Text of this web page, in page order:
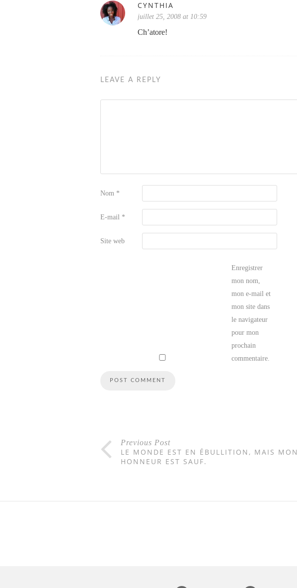
CYNTHIA
juillet 25, 2008 at 10:59
Ch’atore!
LEAVE A REPLY
Nom *
E-mail *
Site web
Enregistrer
mon nom,
mon e-mail et
mon site dans
le navigateur
pour mon
prochain
commentaire.
Previous Post
LE MONDE EST EN ÉBULLITION, MAIS MON
HONNEUR EST SAUF.